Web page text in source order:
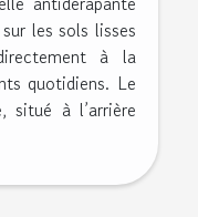
les sols lisses
à la
quotidiens. Le
situé à l’arrière